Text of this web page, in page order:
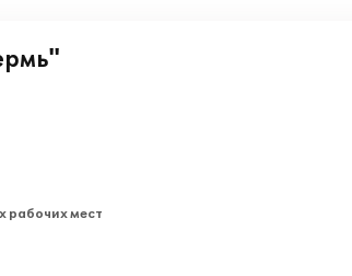
рабочих мест